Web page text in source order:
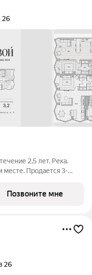
26
2,5 лет. Река.
месте. Продается 3-
- квартал-
Позвоните мне
26